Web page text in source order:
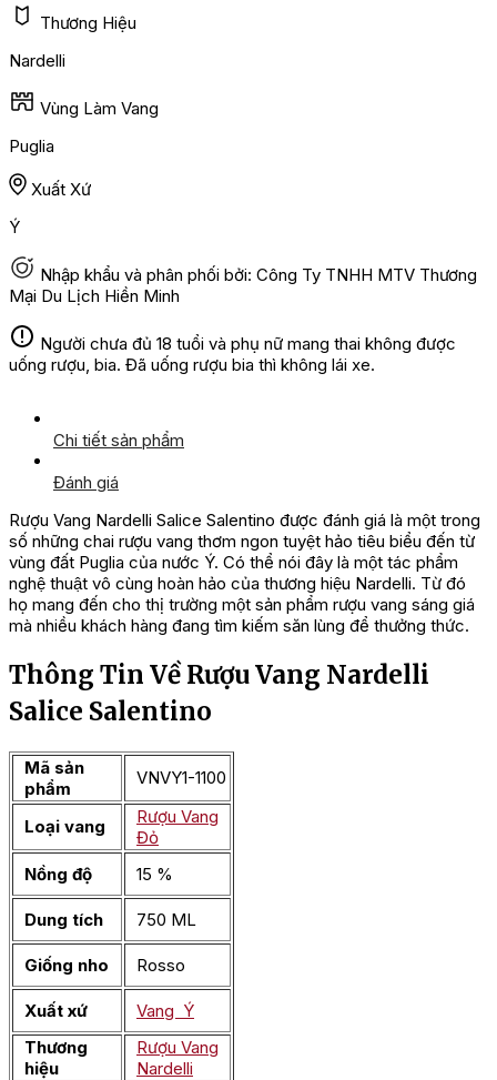
Thương Hiệu
Nardelli
Vùng Làm Vang
Puglia
Xuất Xứ
Ý
Nhập khẩu và phân phối bởi: Công Ty TNHH MTV Thương
Mại Du Lịch Hiền Minh
Người chưa đủ 18 tuổi và phụ nữ mang thai không được
uống rượu, bia. Đã uống rượu bia thì không lái xe.
Chi tiết sản phẩm
Đánh giá
Rượu Vang Nardelli Salice Salentino được đánh giá là một trong
số những chai rượu vang thơm ngon tuyệt hảo tiêu biểu đến từ
vùng đất Puglia của nước Ý. Có thể nói đây là một tác phẩm
nghệ thuật vô cùng hoàn hảo của thương hiệu Nardelli. Từ đó
họ mang đến cho thị trường một sản phẩm rượu vang sáng giá
mà nhiều khách hàng đang tìm kiếm săn lùng để thưởng thức.
Thông Tin Về Rượu Vang Nardelli
Salice Salentino
Mã sản
phẩm
VNVY1-1100
Loại vang
Rượu Vang
Đỏ
Nồng độ
15 %
Dung tích 750 ML
Giống nho Rosso
Xuất xứ
Vang Ý
Thương
hiệu
Rượu Vang
Nardelli